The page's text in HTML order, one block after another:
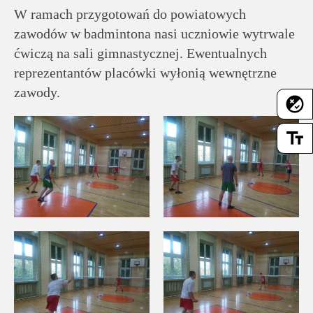
flaky
text_fields
Dla
pracowników
Wirtualny
spacer
Mapa
strony
Deklaracja
dostępności
W ramach przygotowań do powiatowych
zawodów w badmintona nasi uczniowie wytrwale
ćwiczą na sali gimnastycznej. Ewentualnych
reprezentantów placówki wyłonią wewnętrzne
zawody.